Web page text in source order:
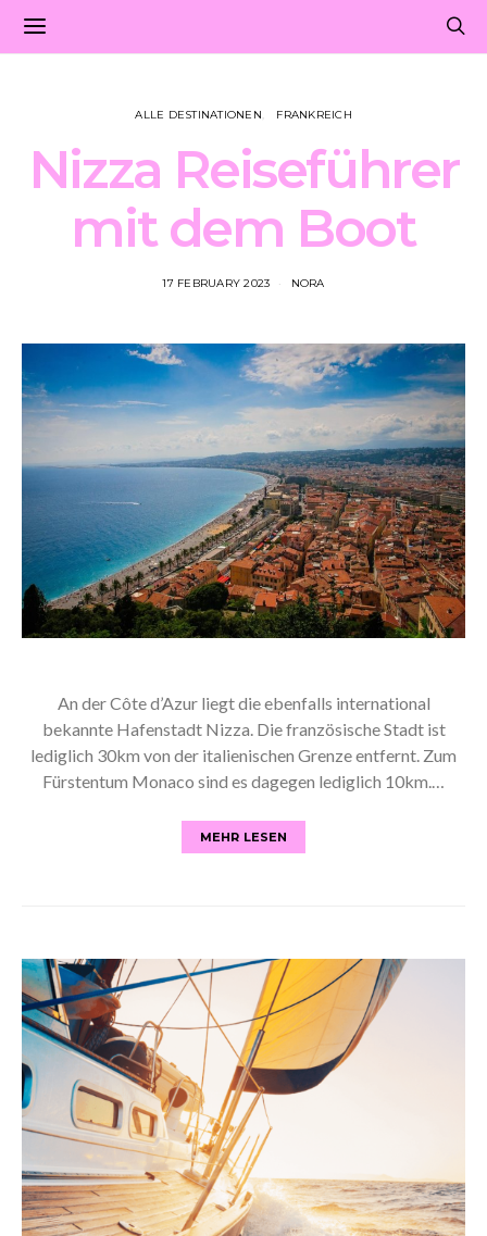
ALLE DESTINATIONEN FRANKREICH
Nizza Reiseführer
mit dem Boot
17 FEBRUARY 2023 NORA
An der Côte d’Azur liegt die ebenfalls international
bekannte Hafenstadt Nizza. Die französische Stadt ist
lediglich 30km von der italienischen Grenze entfernt. Zum
Fürstentum Monaco sind es dagegen lediglich 10km.…
MEHR LESEN